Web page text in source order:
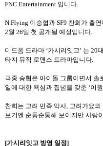
FNC Entertainment 입니다.
N.Flying 이승협과 SF9 찬희가 출
2월 26일 첫 공개될 예정입니다.
미드폼 드라마 ‘가시리잇고’ 는 20
타지 뮤직 로맨스 드라마입니다.
극중 승협은 아이돌 그룹이면서
일에 대한 욕심과 집념을 갖춘 ‘이원
찬희는 고려 민족 악사, 고려가요의
보기엔 순둥순둥해 보이지만 사랑
[가시리잇고 방영 일정]